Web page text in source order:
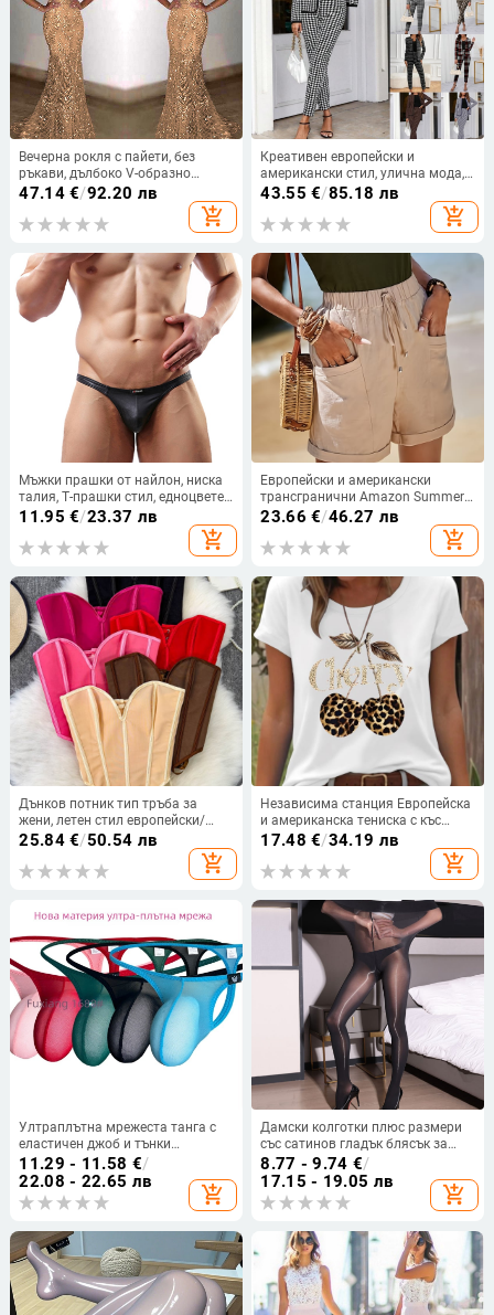
Вечерна рокля с пайети, без
ръкави, дълбоко V-образно
деколте, силует русалка,
47.14€/92.20 лв
add_shopping_cart
Креативен европейски и
американски стил, улична мода,
дамски, есенно-зимни, жилетка,
двукомпонентен костюм, дамски,
43.55 €/85.18 лв
add_shopping_cart
Мъжки прашки от найлон, ниска
талия, Т-прашки стил, едноцветен
модел, подплата 90–95% найлон
11.95 €/23.37 лв
add_shopping_cart
Европейски и американски
трансгранични Amazon Summer
New Women's Lened Job Solid
Color Свободни ежедневни модни
шорти с висока талия
23.66 €/46.27 лв
add_shopping_cart
Дънков потник тип тръба за
жени, летен стил европейски/
американски, с връзки и открит
25.84€/50.54 лв
add_shopping_cart
Независима станция Европейска
и американска тениска с къс
ръкав, дамска черешова
леопардова щампа, черешова
кръгла яка, свободна тениска с
трансграничен износ
17.48 €/34.19 лв
add_shopping_cart
Ултраплътна мрежеста танга с
еластичен джоб и тънки
презрамки 9013
11.29 - 11.58 €/
22.08 - 22.65 лв
add_shopping_cart
Дамски колготки плюс размери
със сатинов гладък блясък за
секси крака
8.77 - 9.74 €/
17.15 - 19.05 лв
add_shopping_cart